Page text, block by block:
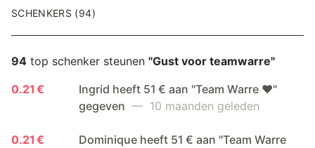
SCHENKERS (94)
94 top schenker steunen "Gust voor teamwarre"
0.21 €
Ingrid heeft 51 € aan "Team Warre ❤️"
gegeven — 10 maanden geleden
0.21 €
Dominique heeft 51 € aan "Team Warre